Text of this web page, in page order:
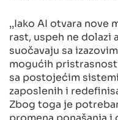
‚‚Iako AI otvara
rast, uspeh ne dolazi
suočavaju sa
mogućih
sa postojećim
zaposlenih i
Zbog toga je
promena ponašanja i